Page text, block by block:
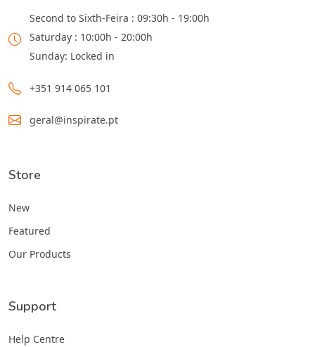
Second to Sixth-Feira : 09:30h - 19:00h
Saturday : 10:00h - 20:00h
Sunday: Locked in
+351 914 065 101
geral@inspirate.pt
Store
New
Featured
Our Products
Support
Help Centre